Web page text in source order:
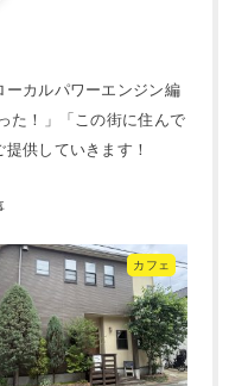
ーカルパワーエンジン編
た！」「この街に住んで
供していきます！
カフェ